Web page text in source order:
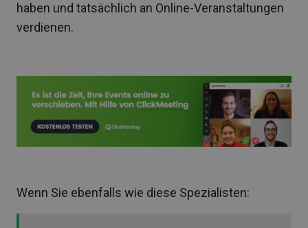
haben und tatsächlich an Online-Veranstaltungen
verdienen.
Wenn Sie ebenfalls wie diese Spezialisten: